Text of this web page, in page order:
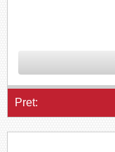
Pret: